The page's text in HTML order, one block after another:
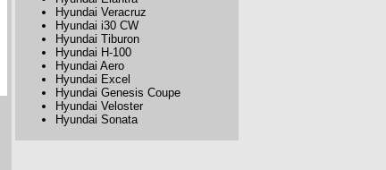
Hyundai Veracruz
Hyundai i30 CW
Hyundai Tiburon
Hyundai H-100
Hyundai Aero
Hyundai Excel
Hyundai Genesis Coupe
Hyundai Veloster
Hyundai Sonata